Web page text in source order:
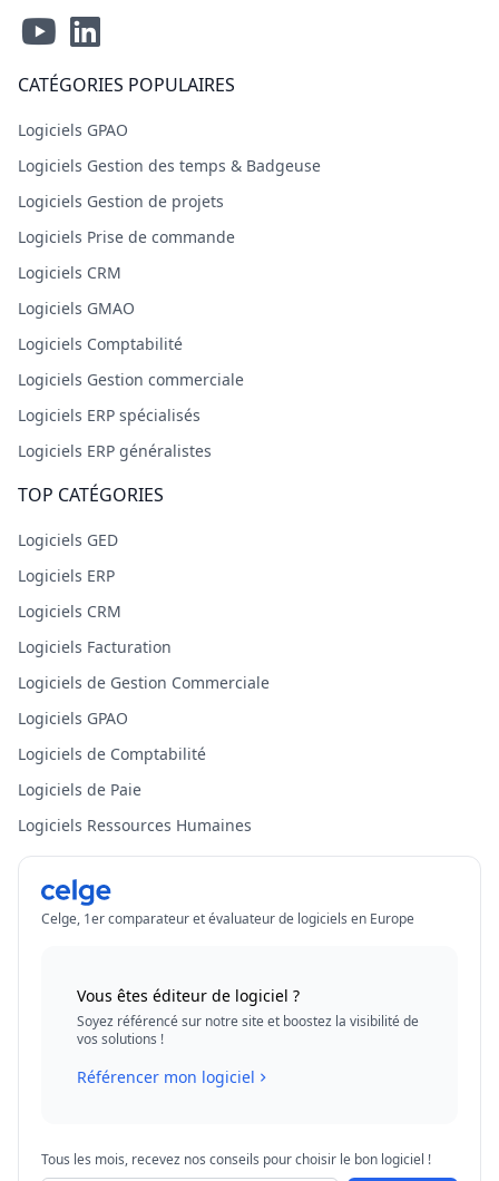
CATÉGORIES POPULAIRES
Logiciels GPAO
Logiciels Gestion des temps & Badgeuse
Logiciels Gestion de projets
Logiciels Prise de commande
Logiciels CRM
Logiciels GMAO
Logiciels Comptabilité
Logiciels Gestion commerciale
Logiciels ERP spécialisés
Logiciels ERP généralistes
TOP CATÉGORIES
Logiciels GED
Logiciels ERP
Logiciels CRM
Logiciels Facturation
Logiciels de Gestion Commerciale
Logiciels GPAO
Logiciels de Comptabilité
Logiciels de Paie
Logiciels Ressources Humaines
Celge, 1er comparateur et évaluateur de logiciels en Europe
Vous êtes éditeur de logiciel ?
Soyez référencé sur notre site et boostez la visibilité de
vos solutions !
Référencer mon logiciel
Tous les mois, recevez nos conseils pour choisir le bon logiciel !